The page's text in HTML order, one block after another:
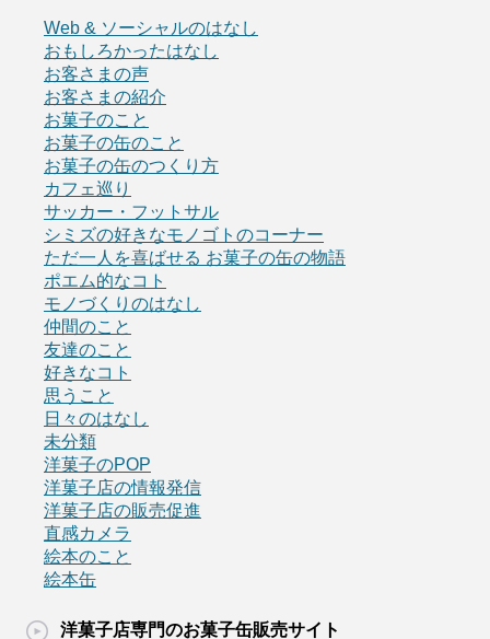
Web & ソーシャルのはなし
おもしろかったはなし
お客さまの声
お客さまの紹介
お菓子のこと
お菓子の缶のこと
お菓子の缶のつくり方
カフェ巡り
サッカー・フットサル
シミズの好きなモノゴトのコーナー
ただ一人を喜ばせる お菓子の缶の物語
ポエム的なコト
モノづくりのはなし
仲間のこと
友達のこと
好きなコト
思うこと
日々のはなし
未分類
洋菓子のPOP
洋菓子店の情報発信
洋菓子店の販売促進
直感カメラ
絵本のこと
絵本缶
洋菓子店専門のお菓子缶販売サイト